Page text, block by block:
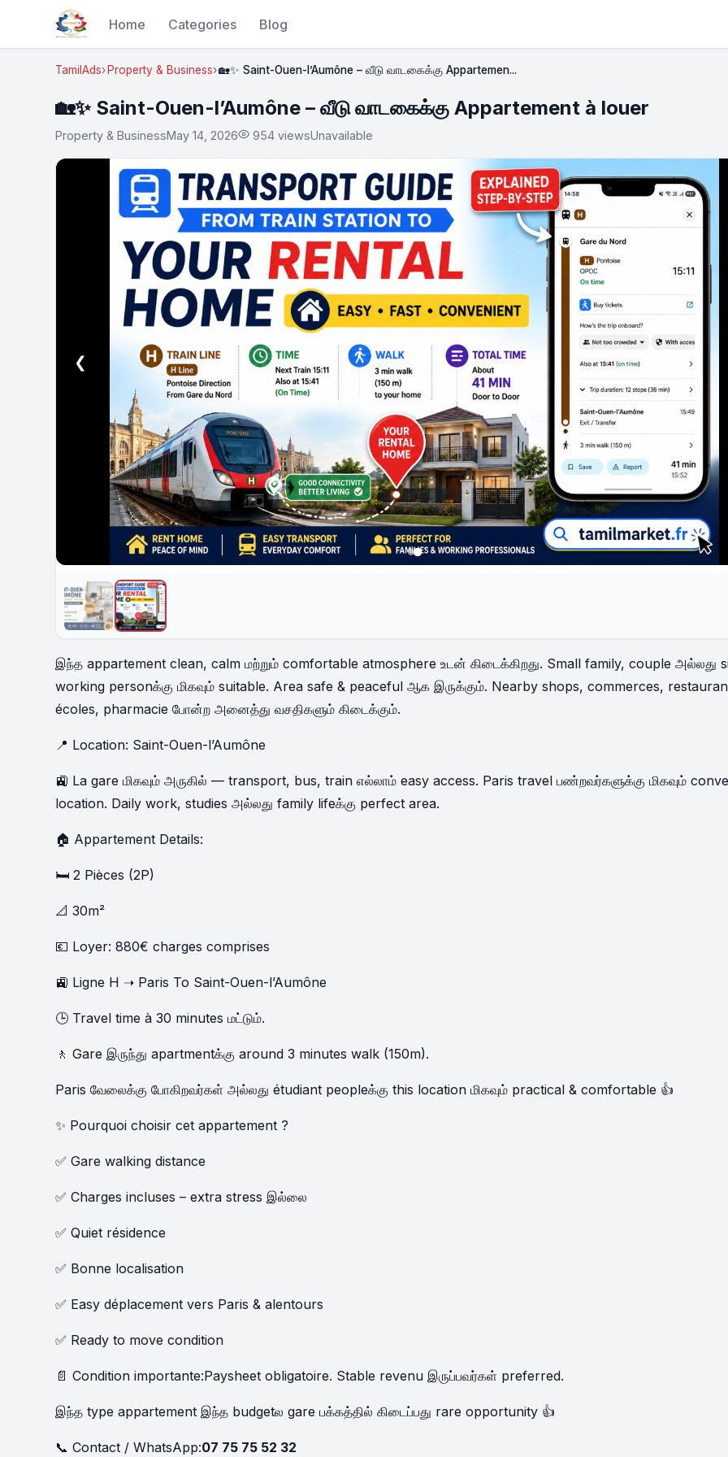
Home Categories Blog
TamilAds Property & Business 🏡✨ Saint-Ouen-l’Aumône – வீடு வாடகைக்கு Appartemen...
🏡✨ Saint-Ouen-l’Aumône – வீடு வாடகைக்கு Appartement à louer
Property & BusinessMay 14, 2026 954 viewsUnavailable
UNAVAILABLE
❮
இந்த appartement clean, calm மற்றும் comfortable atmosphere உடன் கிடைக்கிறது. Small family, couple அல்லது
working personக்கு மிகவும் suitable. Area safe & peaceful ஆக இருக்கும். Nearby shops, commerces,
écoles, pharmacie போன்ற அனைத்து வசதிகளும் கிடைக்கும்.
📍 Location: Saint-Ouen-l’Aumône
🚉 La gare மிகவும் அருகில் — transport, bus, train எல்லாம் easy access. Paris travel பண்றவர்களுக்கு மிகவும்
location. Daily work, studies அல்லது family lifeக்கு perfect area.
🏠 Appartement Details:
🛏️ 2 Pièces (2P)
📐 30m²
💶 Loyer: 880€ charges comprises
🚉 Ligne H ➝ Paris To Saint-Ouen-l’Aumône
🕒 Travel time à 30 minutes மட்டும்.
🚶 Gare இருந்து apartmentக்கு around 3 minutes walk (150m).
Paris வேலைக்கு போகிறவர்கள் அல்லது étudiant peopleக்கு this location மிகவும் practical & comfortable 👍
✨ Pourquoi choisir cet appartement ?
✅ Gare walking distance
✅ Charges incluses – extra stress இல்லை
✅ Quiet résidence
✅ Bonne localisation
✅ Easy déplacement vers Paris & alentours
✅ Ready to move condition
📄 Condition importante:Paysheet obligatoire. Stable revenu இருப்பவர்கள் preferred.
இந்த type appartement இந்த budgetல gare பக்கத்தில் கிடைப்பது rare opportunity 👍
📞 Contact / WhatsApp:07 75 75 52 32